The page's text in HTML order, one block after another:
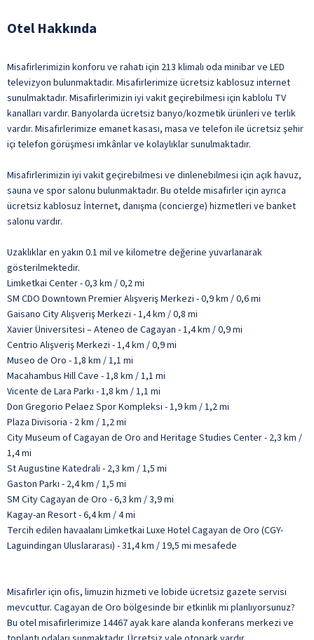
Otel Hakkında
Misafirlerimizin konforu ve rahatı için 213 klimalı oda minibar ve LED
televizyon bulunmaktadır. Misafirlerimize ücretsiz kablosuz internet
sunulmaktadır. Misafirlerimizin iyi vakit geçirebilmesi için kablolu TV
kanalları vardır. Banyolarda ücretsiz banyo/kozmetik ürünleri ve terlik
vardır. Misafirlerimize emanet kasası, masa ve telefon ile ücretsiz şehir
içi telefon görüşmesi imkânlar ve kolaylıklar sunulmaktadır.
Misafirlerimizin iyi vakit geçirebilmesi ve dinlenebilmesi için açık havuz,
sauna ve spor salonu bulunmaktadır. Bu otelde misafirler için ayrıca
ücretsiz kablosuz İnternet, danışma (concierge) hizmetleri ve banket
salonu vardır.
Uzaklıklar en yakın 0.1 mil ve kilometre değerine yuvarlanarak
gösterilmektedir.
Limketkai Center - 0,3 km / 0,2 mi
SM CDO Downtown Premier Alışveriş Merkezi - 0,9 km / 0,6 mi
Gaisano City Alışveriş Merkezi - 1,4 km / 0,8 mi
Xavier Üniversitesi – Ateneo de Cagayan - 1,4 km / 0,9 mi
Centrio Alışveriş Merkezi - 1,4 km / 0,9 mi
Museo de Oro - 1,8 km / 1,1 mi
Macahambus Hill Cave - 1,8 km / 1,1 mi
Vicente de Lara Parkı - 1,8 km / 1,1 mi
Don Gregorio Pelaez Spor Kompleksi - 1,9 km / 1,2 mi
Plaza Divisoria - 2 km / 1,2 mi
City Museum of Cagayan de Oro and Heritage Studies Center - 2,3 km /
1,4 mi
St Augustine Katedrali - 2,3 km / 1,5 mi
Gaston Parkı - 2,4 km / 1,5 mi
SM City Cagayan de Oro - 6,3 km / 3,9 mi
Kagay-an Resort - 6,4 km / 4 mi
Tercih edilen havaalanı Limketkai Luxe Hotel Cagayan de Oro (CGY-
Laguindingan Uluslararası) - 31,4 km / 19,5 mi mesafede
Misafirler için ofis, limuzin hizmeti ve lobide ücretsiz gazete servisi
mevcuttur. Cagayan de Oro bölgesinde bir etkinlik mi planlıyorsunuz?
Bu otel misafirlerimize 14467 ayak kare alanda konferans merkezi ve